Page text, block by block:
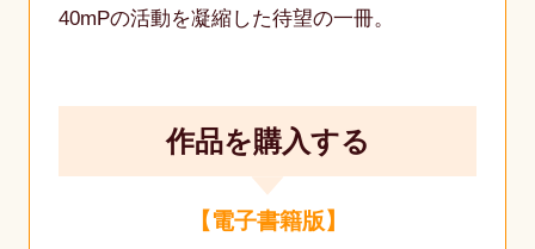
40mPの活動を凝縮した待望の一冊。
作品を購入する
【電子書籍版】